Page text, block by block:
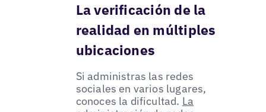
La verificación de la
realidad en múltiples
ubicaciones
Si administras las redes
sociales en varios lugares,
conoces la dificultad. La